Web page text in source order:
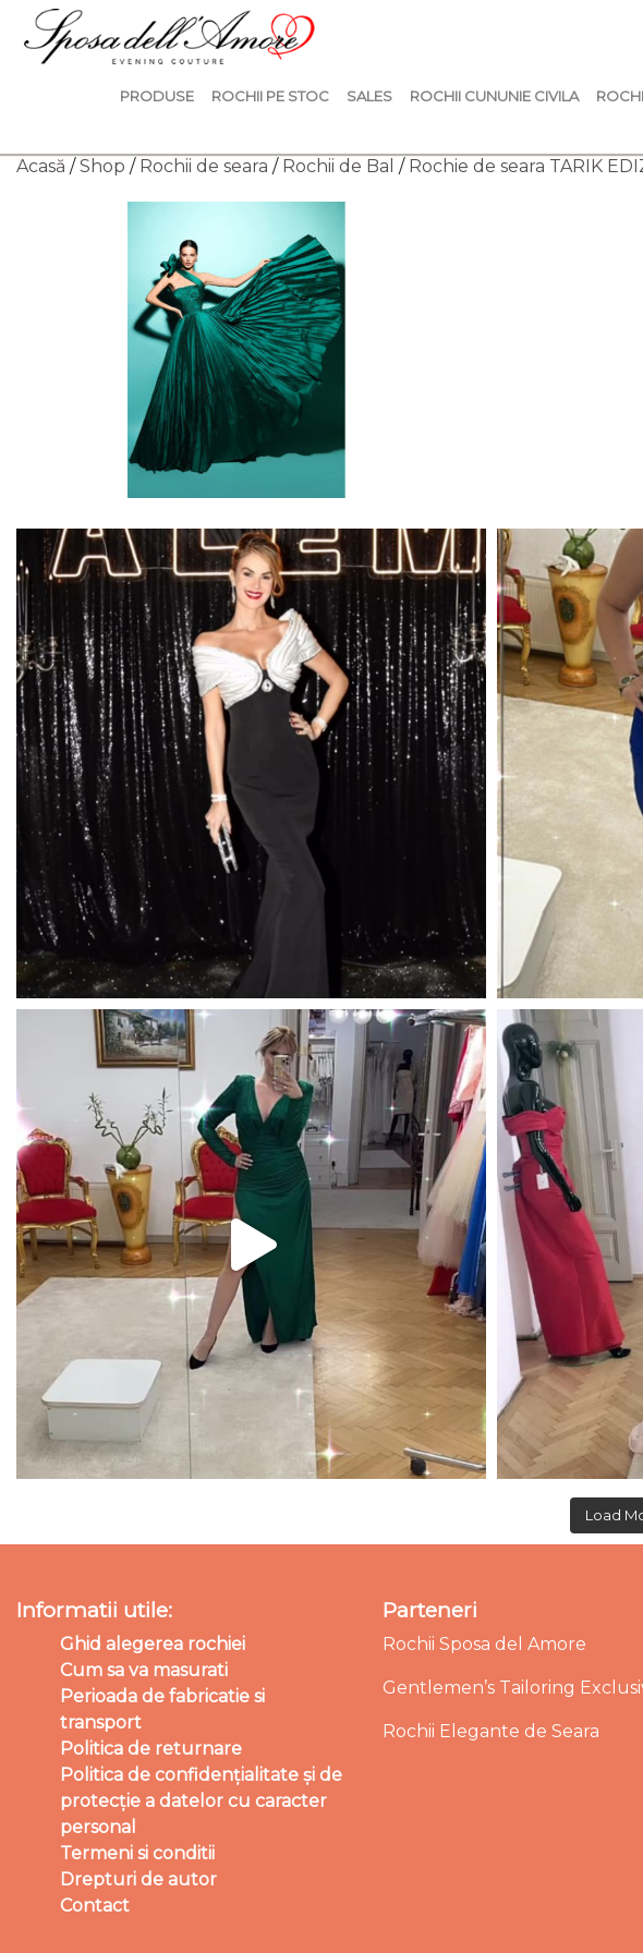
PRODUSE ROCHII PE STOC SALES ROCHII CUNUNIE CIVILA
Acasă /Shop / Rochii de seara / Rochii de Bal / Rochie de seara TARIK
Load
Informatii utile:
Ghid alegerea rochiei
Cum sa va masurati
Perioada de fabricatie si
transport
Politica de returnare
Politica de confidențialitate și de
protecție a datelor cu caracter
personal
Termeni si conditii
Drepturi de autor
Contact
Parteneri
Rochii Sposa del Amore
Gentlemen’s Tailoring
Rochii Elegante de Seara